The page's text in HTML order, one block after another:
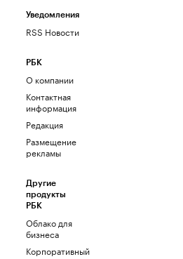
Уведомления
RSS Новости
РБК
О компании
Контактная
информация
Редакция
Размещение
рекламы
Другие
продукты
РБК
Облако для
бизнеса
Корпоративный